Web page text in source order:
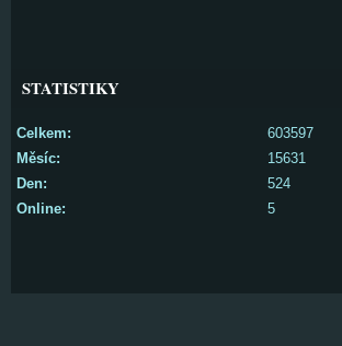
STATISTIKY
Online: 5
Celkem:
603597
Měsíc:
15631
Den:
524